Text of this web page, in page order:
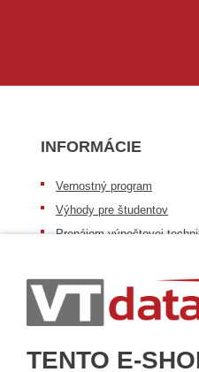
TENTO E-
INFORMÁCIE
Vernostný program
Výhody pre študentov
Prenájom výpočtovej
Repasovaná výpočtová
Batérie Mobile Energy
Skúsenosti našich